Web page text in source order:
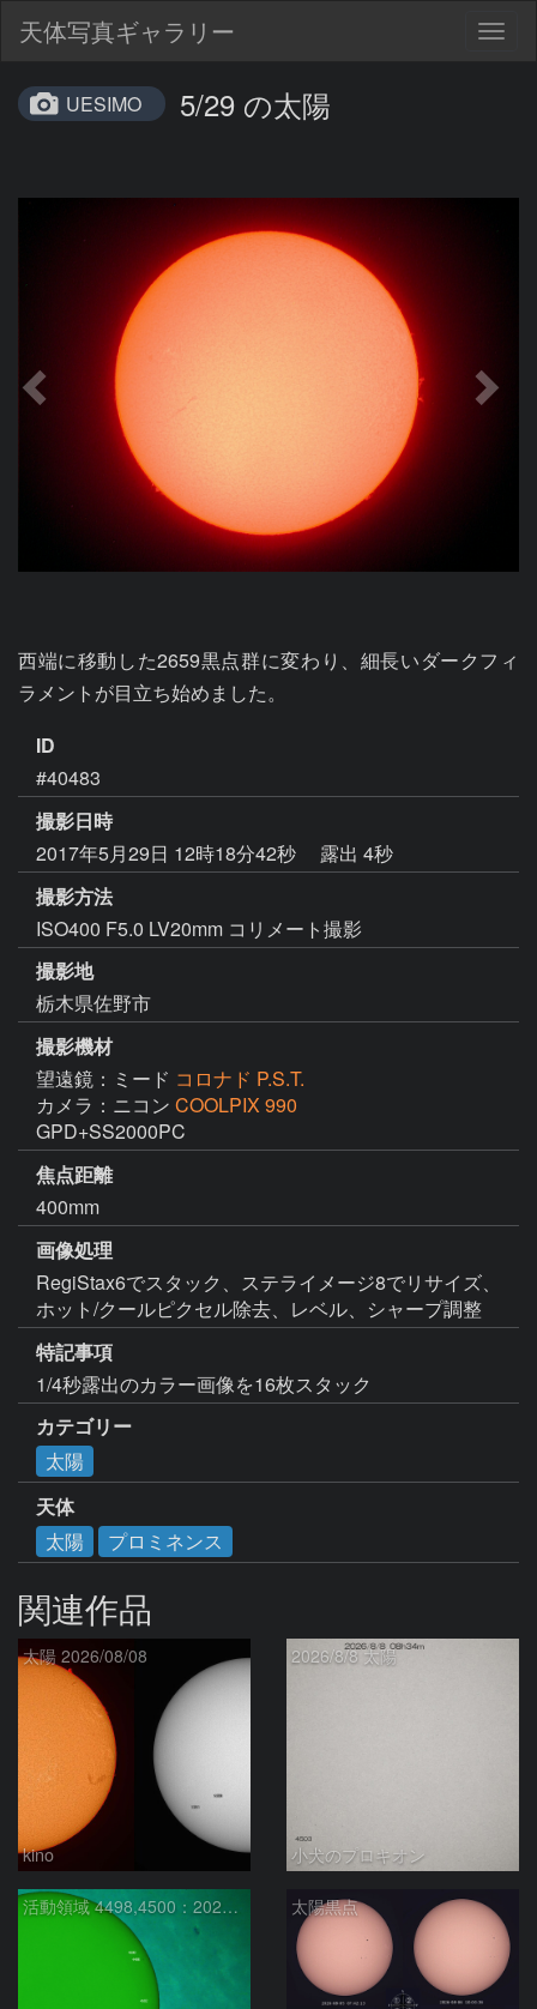
天体写真ギャラリー
UESIMO 5/29 の太陽
西端に移動した2659黒点群に変わり、細長いダークフィ
ラメントが目立ち始めました。
ID
#40483
撮影日時
2017年5月29日 12時18分42秒
露出 4秒
撮影方法
ISO400 F5.0 LV20mm コリメート撮影
撮影地
栃木県佐野市
撮影機材
望遠鏡：ミード コロナド P.S.T.
カメラ：ニコン COOLPIX 990
GPD+SS2000PC
焦点距離
400mm
画像処理
RegiStax6でスタック、ステライメージ8でリサイズ、
ホット/クールピクセル除去、レベル、シャープ調整
特記事項
1/4秒露出のカラー画像を16枚スタック
カテゴリー
太陽
天体
太陽
プロミネンス
関連作品
太陽 2026/08/08
kino
2026/8/8 太陽
小犬のプロキオン
活動領域 4498,4500：2026/08/08 太陽黒点